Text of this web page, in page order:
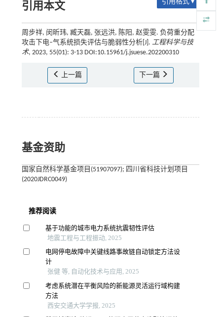
引用本文 引用格式 ▾
周步祥, 闵昕玮, 臧天磊, 张远洪, 陈阳, 赵雯雯. 负荷重分配
攻击下电–气系统损失评估与脆弱性分析[J]. 工程科学与技
术, 2023, 55(01): 3-13 DOI:10.15961/j.jsuese.202200310
上一篇 下一篇
基金资助
国家自然科学基金项目(51907097); 四川省科技计划项目
(2020JDRC0049)